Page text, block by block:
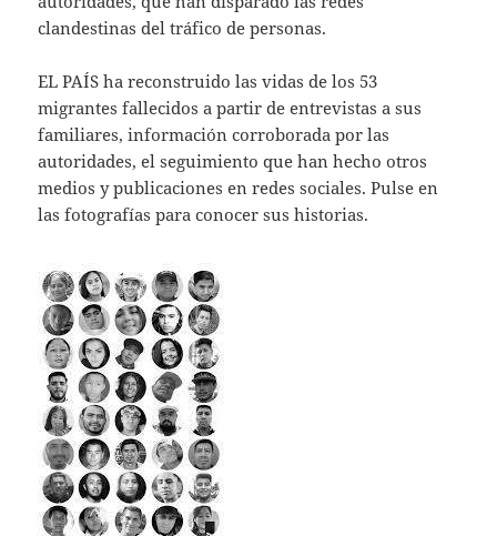
clandestinas del tráfico de personas.
EL PAÍS ha reconstruido las vidas de los 53
migrantes fallecidos a partir de entrevistas a sus
familiares, información corroborada por las
autoridades, el seguimiento que han hecho otros
medios y publicaciones en redes sociales. Pulse en
las fotografías para conocer sus historias.